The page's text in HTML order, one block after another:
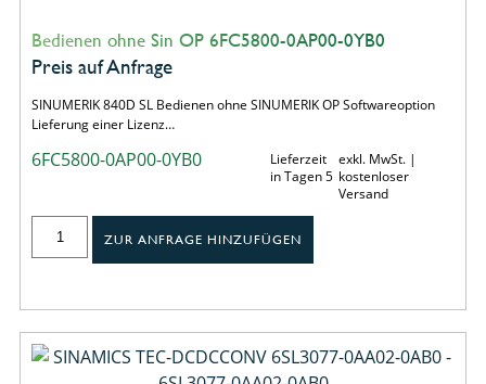
Bedienen ohne Sin OP 6FC5800-0AP00-0YB0
Preis auf Anfrage
SINUMERIK 840D SL Bedienen ohne SINUMERIK OP Softwareoption
Lieferung einer Lizenz…
6FC5800-0AP00-0YB0
Lieferzeit
in Tagen 5
exkl. MwSt. |
kostenloser
Versand
ZUR ANFRAGE HINZUFÜGEN